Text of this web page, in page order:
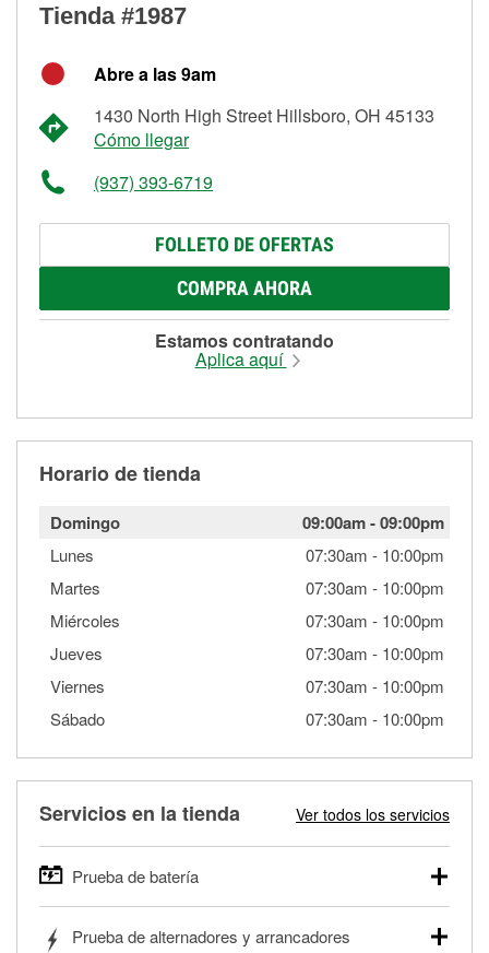
Tienda #1987
Abre a las 9am
1430 North High Street Hillsboro, OH 45133
Cómo llegar
(937) 393-6719
FOLLETO DE OFERTAS
COMPRA AHORA
Estamos contratando
Aplica aquí
Horario de tienda
Domingo 09:00am-09:00pm
Lunes 07:30am - 10:00pm
Martes
07:30am - 10:00pm
Miércoles
07:30am - 10:00pm
Jueves
07:30am - 10:00pm
Viernes
07:30am - 10:00pm
Sábado
07:30am - 10:00pm
Servicios en la tienda Ver todos los servicios
Prueba de batería
autos, camionetas, SUVs, vehículos comerciales y
Prueba de alternadores y arrancadores